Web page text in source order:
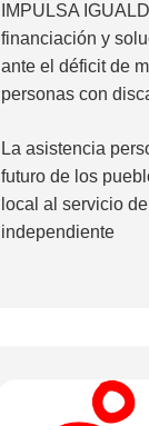
IMPULSA
financiación y
ante el déficit de
personas con
La asistencia
futuro de los
local al servicio
independiente